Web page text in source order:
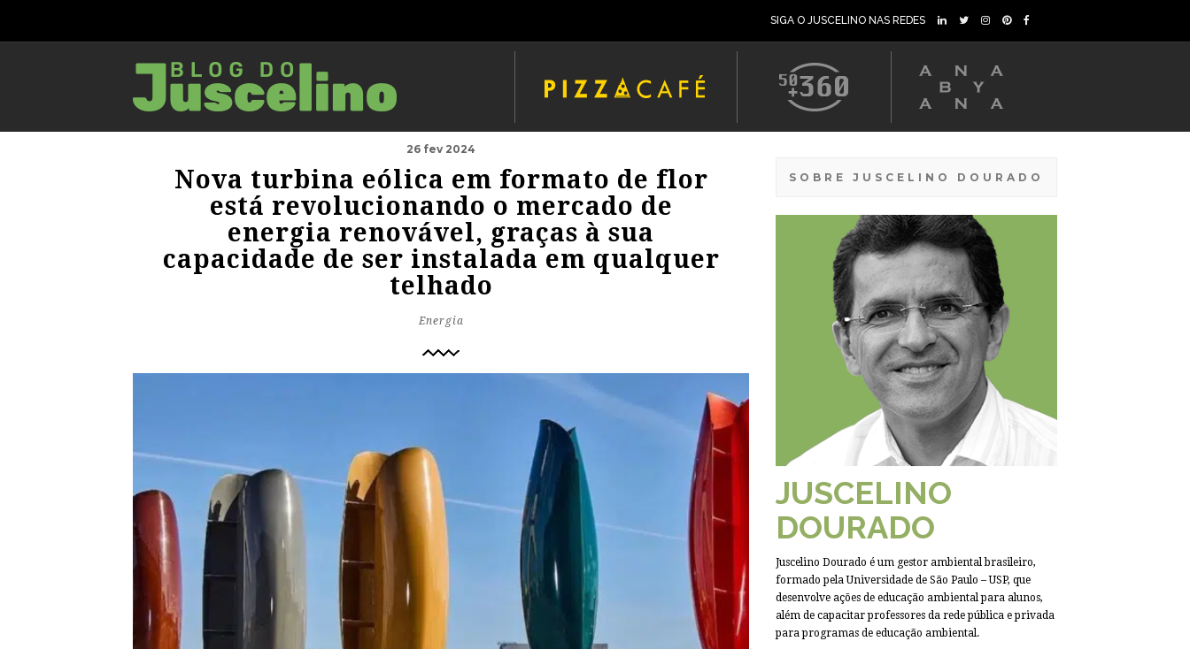
SIGA O JUSCELINO NAS REDES
26 fev 2024
Nova turbina eólica em formato de flor
está revolucionando o mercado de
energia renovável, graças à sua
capacidade de ser instalada em qualquer
telhado
Energia
SOBRE JUSCELINO DOURADO
JUSCELINO
DOURADO
Juscelino Dourado é um gestor ambiental brasileiro,
formado pela Universidade de São Paulo – USP, que
desenvolve ações de educação ambiental para alunos,
além de capacitar professores da rede pública e privada
para programas de educação ambiental.